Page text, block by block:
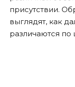
присутствии.
выглядят, как
различаются по